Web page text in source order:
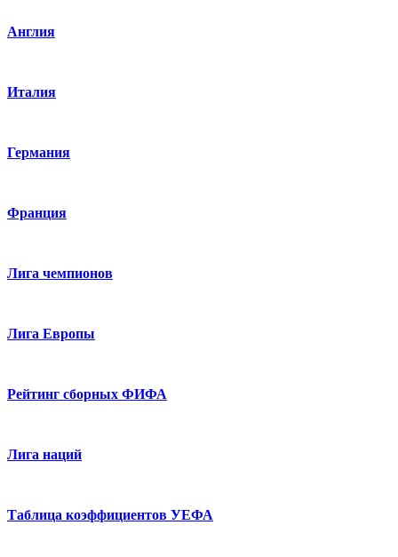
Англия
Италия
Германия
Франция
Лига чемпионов
Лига Европы
Рейтинг сборных ФИФА
Лига наций
Таблица коэффициентов УЕФА